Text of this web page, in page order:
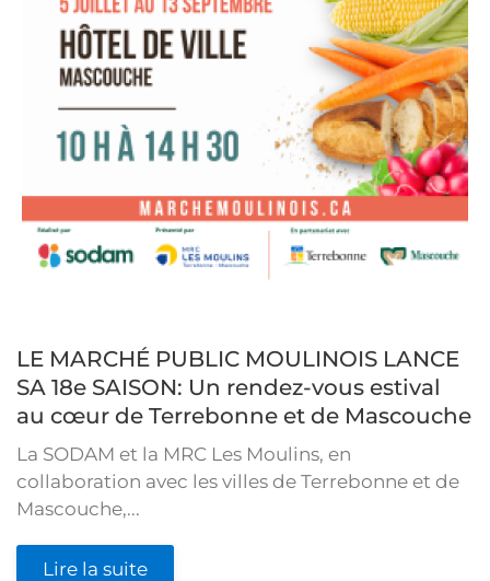
LE MARCHÉ PUBLIC MOULINOIS LANCE
SA 18e SAISON: Un rendez-vous estival
au cœur de Terrebonne et de Mascouche
La SODAM et la MRC Les Moulins, en
collaboration avec les villes de Terrebonne et de
Mascouche,...
Lire la suite